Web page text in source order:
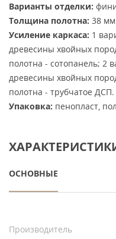
Варианты отделки:
Толщина полотна: 38 мм
Усиление каркаса: 1
древесины хвойных
полотна - сотопанель; 2
древесины хвойных
полотна - трубчатое ДСП.
Упаковка: пенопласт,
ОСНОВНЫЕ
Производитель